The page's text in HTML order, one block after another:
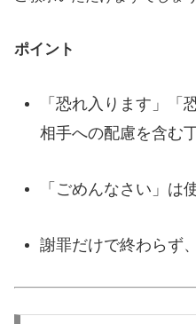
ポイント
「恐れ入ります」「
相手への配慮を含む
「ごめんなさい」は
謝罪だけで終わらず